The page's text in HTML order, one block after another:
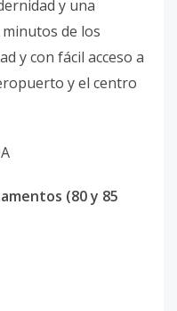
y una
de los
y con fácil acceso a
y el centro
(80 y 85